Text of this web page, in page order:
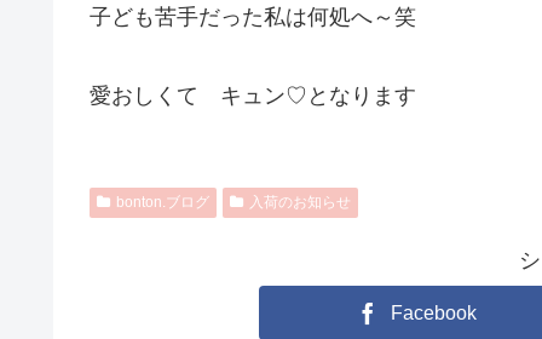
子ども苦手だった私は何処へ～笑
愛おしくて キュン♡となります
bonton.ブログ 入荷のお知らせ
Facebook